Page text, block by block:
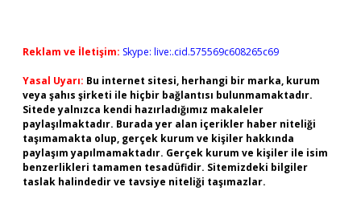
Reklam ve İletişim: Skype: live:.cid.575569c608265c69
Yasal Uyarı: Bu internet sitesi, herhangi bir marka, kurum
veya şahıs şirketi ile hiçbir bağlantısı bulunmamaktadır.
Sitede yalnızca kendi hazırladığımız makaleler
paylaşılmaktadır. Burada yer alan içerikler haber niteliği
taşımamakta olup, gerçek kurum ve kişiler hakkında
paylaşım yapılmamaktadır. Gerçek kurum ve kişiler ile isim
benzerlikleri tamamen tesadüfidir. Sitemizdeki bilgiler
taslak halindedir ve tavsiye niteliği taşımazlar.